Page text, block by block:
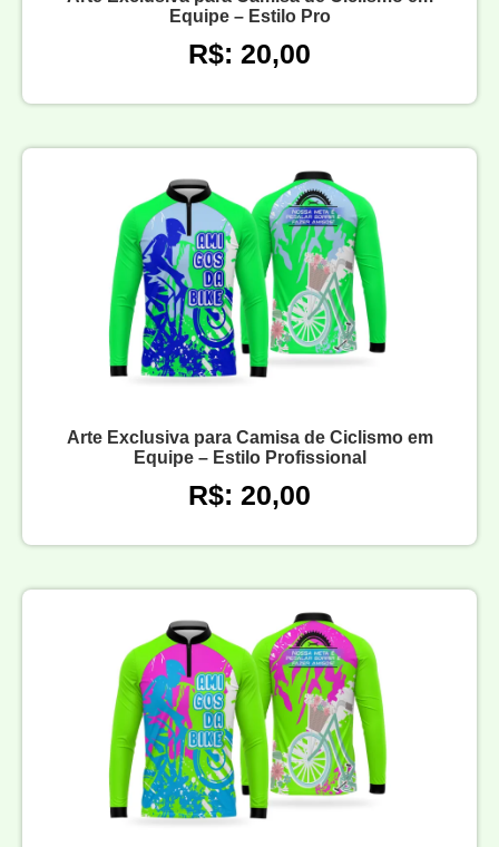
Equipe – Estilo Pro
R$: 20,00
Arte Exclusiva para Camisa de Ciclismo em
Equipe – Estilo Profissional
R$: 20,00